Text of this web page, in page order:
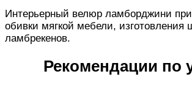
Интерьерный велюр ламборджини
обивки мягкой мебели, изготовления
ламбрекенов.
Рекомендации по